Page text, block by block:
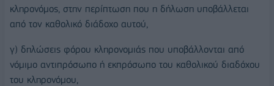
κληρονόμος, στην περίπτωση που η δήλωση υποβάλλεται
από τον καθολικό διάδοχο αυτού,
γ) δηλώσεις φόρου κληρονομιάς που υποβάλλονται από
νόμιμο αντιπρόσωπο ή εκπρόσωπο του καθολικού διαδόχου
του κληρονόμου,